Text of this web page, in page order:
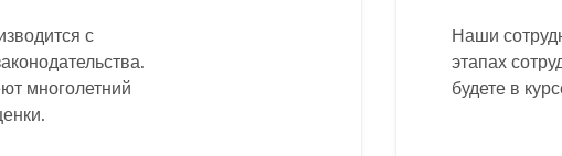
с
многолетний
Наши
этапах
будете в